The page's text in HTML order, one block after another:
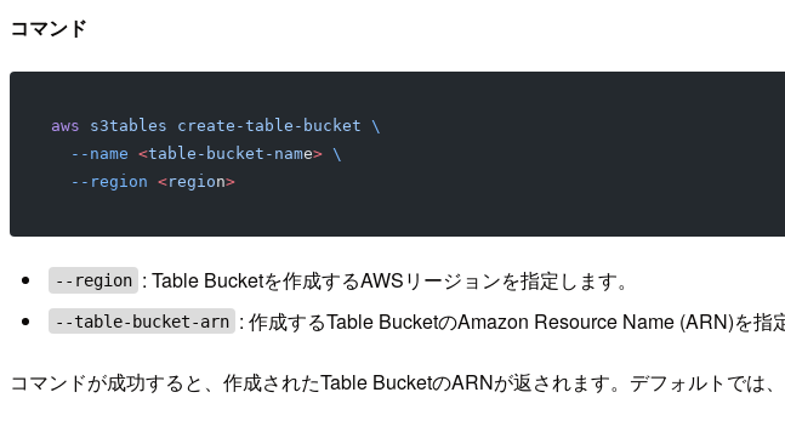
コマンド
aws s3tables create-table-bucket \
  --name
<table-bucket-name> \
  --region
<region>
--region : Table Bucketを作成するAWSリージョンを指定します。
--table-bucket-arn : 作成するTable BucketのAmazon Resource Name (ARN)を指
コマンドが成功すると、作成されたTable BucketのARNが返されます。デフォルトでは